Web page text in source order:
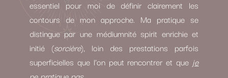
essentiel pour moi de définir clairement les
contours de mon approche. Ma pratique se
distingue par une médiumnité spirit enrichie et
initié (sorcière), loin des prestations parfois
superficielles que l’on peut rencontrer et que je